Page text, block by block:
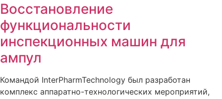
Восстановление
функциональности
инспекционных машин для
ампул
Командой InterPharmTechnology был разработан
комплекс аппаратно-технологических мероприятий,